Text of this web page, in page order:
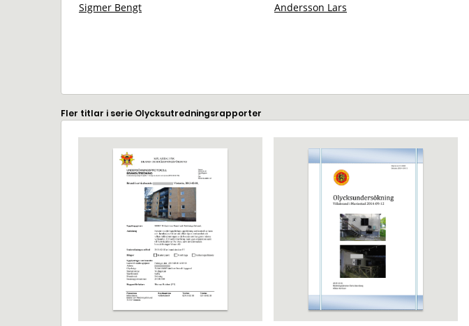
Sigmer Bengt Andersson Lars
Fler titlar i serie Olycksutredningsrapporter